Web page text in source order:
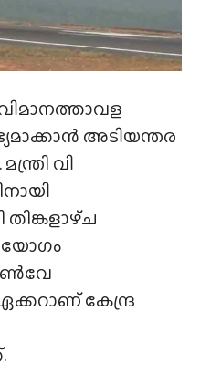
അടിയന്തര
വി
യോഗം
കേന്ദ്ര